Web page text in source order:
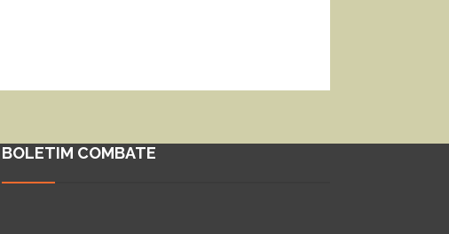
BOLETIM COMBATE